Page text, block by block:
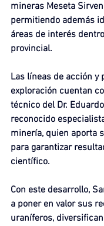
mineras Meseta
permitiendo además
áreas de interés
provincial.
Las líneas de acción y
exploración cuentan
técnico del Dr.
reconocido
minería, quien aporta
para garantizar
científico.
Con este desarrollo,
a poner en valor sus
uraníferos,